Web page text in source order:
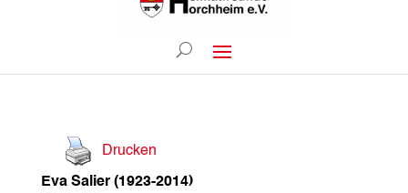
Drucken
Eva Salier (1923-2014)